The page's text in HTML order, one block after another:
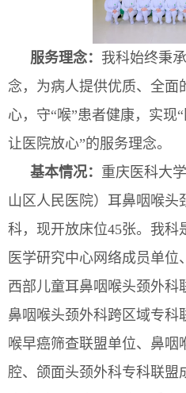
服务理念： 我科始终秉
念，为病人提供优质、全面
心，守“喉”患者健康，实现“
让医院放心”的服务理念。
基本情况： 重庆医科大
山区人民医院） 耳鼻咽喉头
科，现开放床位45张。我科
医学研究中心网络成员单
西部儿童耳鼻咽喉头颈外科
鼻咽喉头颈外科跨区域专科
喉早癌筛查联盟单位、 鼻咽
腔、颌面头颈外科专科联盟